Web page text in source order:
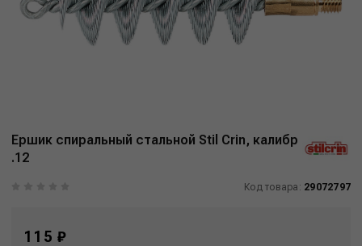
Ершик спиральный стальной Stil Crin, калибр
.12
Код товара: 29072797
115 ₽